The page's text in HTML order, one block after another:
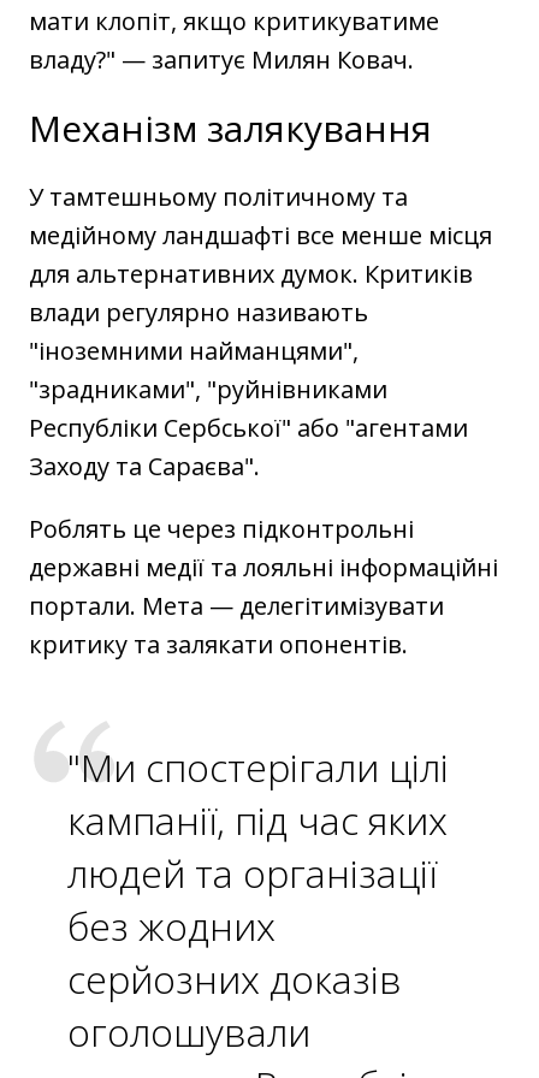
мати клопіт, якщо критикуватиме
владу?" — запитує Милян Ковач.
Механізм залякування
У тамтешньому політичному та
медійному ландшафті все менше місця
для альтернативних думок. Критиків
влади регулярно називають
"іноземними найманцями",
"зрадниками", "руйнівниками
Республіки Сербської" або "агентами
Заходу та Сараєва".
Роблять це через підконтрольні
державні медії та лояльні інформаційні
портали. Мета — делегітимізувати
критику та залякати опонентів.
"Ми спостерігали цілі
кампанії, під час яких
людей та організації
без жодних
серйозних доказів
оголошували